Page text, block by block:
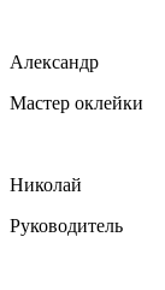
Александр
Мастер оклейки
Николай
Руководитель